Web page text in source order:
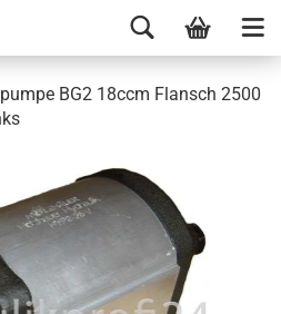
BG2 18ccm Flansch 2500